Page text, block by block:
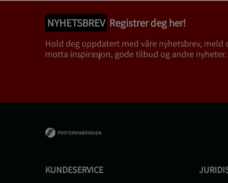
NYHETSBREV Registrer deg her!
Hold deg oppdatert med våre nyhetsbrev, meld
motta inspirasjon, gode tilbud og andre nyheter.
KUNDESERVICE